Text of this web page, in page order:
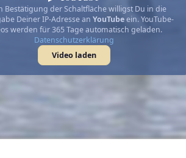
Bestätigung der Schaltfläche willigst Du in die
Deiner IP-Adresse an YouTubeein. YouTube-
werden für 365 Tage automatisch geladen.
Datenschutzerklärung
Video laden